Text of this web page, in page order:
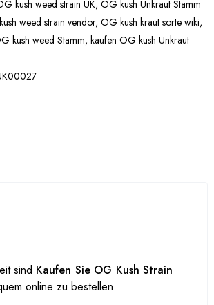
kush weed strain UK, OG kush Unkraut Stamm
weed strain vendor, OG kush kraut sorte wiki,
kush weed Stamm, kaufen OG kush Unkraut
sind Kaufen Sie OG Kush Strain
online zu bestellen.